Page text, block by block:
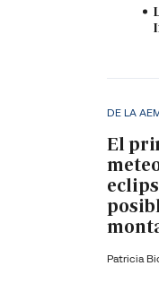
DE LA
El
Patricia